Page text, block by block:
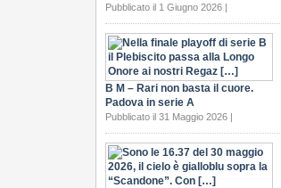
Pubblicato il 1 Giugno 2026 |
B M – Rari non basta il cuore.
Padova in serie A
Pubblicato il 31 Maggio 2026 |